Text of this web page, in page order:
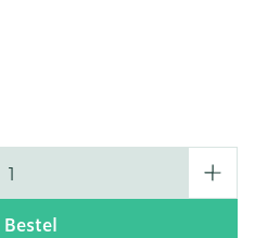
Bestel